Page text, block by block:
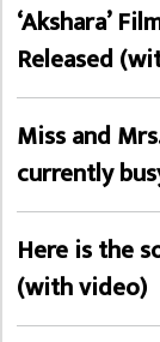
‘Akshara’
Released
Miss and
currently
Here is the
(with video)